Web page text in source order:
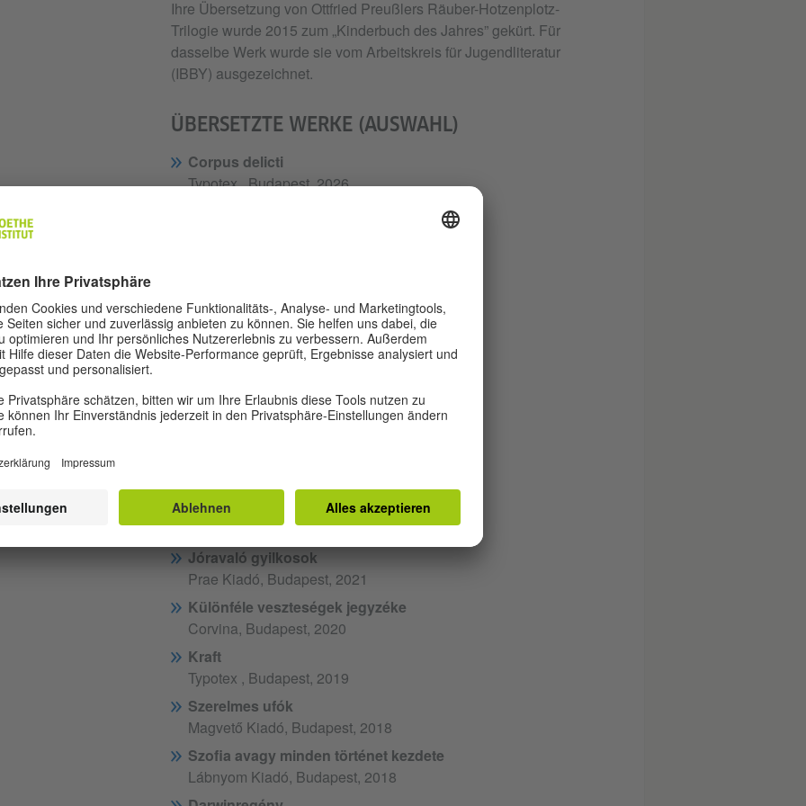
Ihre Übersetzung von Ottfried Preußlers Räuber-Hotzenplotz-
Trilogie wurde 2015 zum „Kinderbuch des Jahres” gekürt. Für
dasselbe Werk wurde sie vom Arbeitskreis für Jugendliteratur
(IBBY) ausgezeichnet.
ÜBERSETZTE WERKE (AUSWAHL)
Corpus delicti
Typotex , Budapest, 2026
100 nap
Scolar, Budapest, 2022
A szörnyeteg
Vad bárányok
Az egyetlen ember a kontinensen
Magvető Kiadó, Budapest, 2021
Jóravaló gyilkosok
Prae Kiadó, Budapest, 2021
Különféle veszteségek jegyzéke
Corvina, Budapest, 2020
Kraft
Typotex , Budapest, 2019
Szerelmes ufók
Magvető Kiadó, Budapest, 2018
Szofia avagy minden történet kezdete
Lábnyom Kiadó, Budapest, 2018